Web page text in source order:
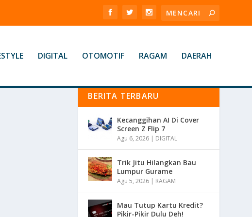
DIGITAL OTOMOTIF RAGAM DAERAH
BERITA TERBARU
Kecanggihan AI Di Cover
Screen Z Flip 7
Agu 6, 2026 | DIGITAL
Trik Jitu Hilangkan Bau
Lumpur Gurame
Agu 5, 2026 | RAGAM
Mau Tutup Kartu Kredit?
Pikir-Pikir Dulu Deh!